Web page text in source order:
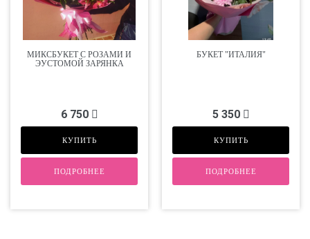
МИКСБУКЕТ С РОЗАМИ И
ЭУСТОМОЙ ЗАРЯНКА
6 750
КУПИТЬ
ПОДРОБНЕЕ
БУКЕТ "ИТАЛИЯ"
5 350
КУПИТЬ
ПОДРОБНЕЕ